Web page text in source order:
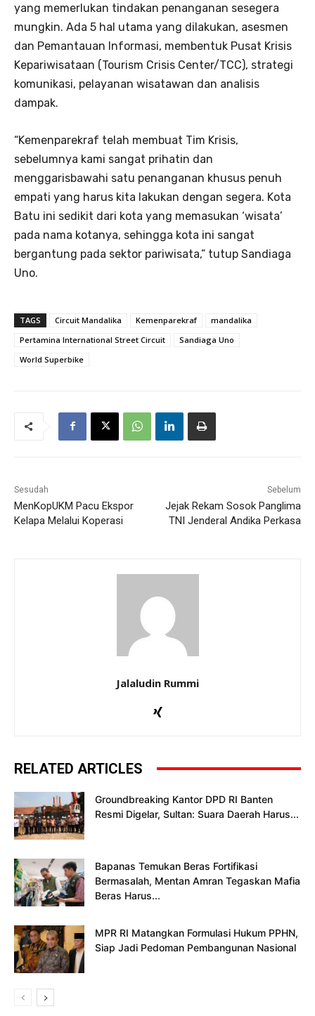
yang memerlukan tindakan penanganan sesegera
mungkin. Ada 5 hal utama yang dilakukan, asesmen
dan Pemantauan Informasi, membentuk Pusat Krisis
Kepariwisataan (Tourism Crisis Center/TCC), strategi
komunikasi, pelayanan wisatawan dan analisis
dampak.
“Kemenparekraf telah membuat Tim Krisis,
sebelumnya kami sangat prihatin dan
menggarisbawahi satu penanganan khusus penuh
empati yang harus kita lakukan dengan segera. Kota
Batu ini sedikit dari kota yang memasukan ‘wisata’
pada nama kotanya, sehingga kota ini sangat
bergantung pada sektor pariwisata,” tutup Sandiaga
Uno.
TAGS Circuit Mandalika Kemenparekraf
mandalika
Pertamina International Street Circuit
Sandiaga Uno
World Superbike
Sesudah
MenKopUKM Pacu Ekspor
Kelapa Melalui Koperasi
Sebelum
Jejak Rekam Sosok Panglima
TNI Jenderal Andika Perkasa
Jalaludin Rummi
RELATED ARTICLES
Groundbreaking Kantor DPD RI Banten
Resmi Digelar, Sultan: Suara Daerah Harus...
Bapanas Temukan Beras Fortifikasi
Bermasalah, Mentan Amran Tegaskan Mafia
Beras Harus...
MPR RI Matangkan Formulasi Hukum PPHN,
Siap Jadi Pedoman Pembangunan Nasional